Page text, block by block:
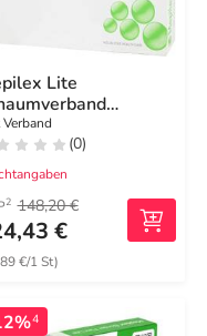
Lite
steril
Verband
(0)
2 148,20 €
€
€/1 St)
4